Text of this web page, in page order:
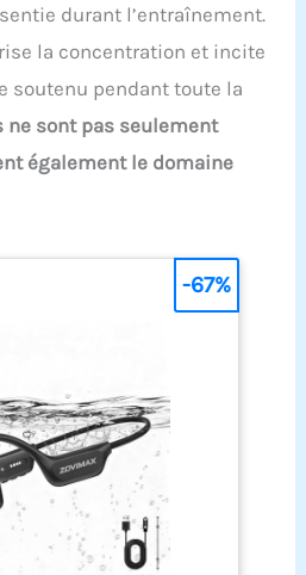
durant l’entraînement.
la concentration et incite
soutenu pendant toute la
ne sont pas seulement
également le domaine
-67%